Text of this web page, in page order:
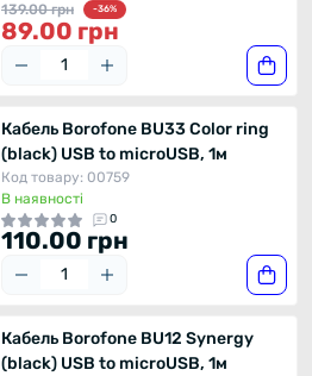
139.00 грн -36%
89.00 грн
Кабель Borofone BU33 Color ring
(black) USB to microUSB, 1м
Код товару: 00759
В наявності
0
110.00 грн
Кабель Borofone BU12 Synergy
(black) USB to microUSB, 1м